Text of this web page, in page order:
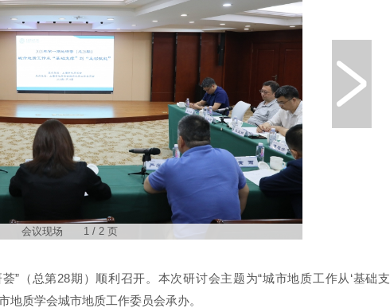
会议现场 1 / 2 页
”（总第28期）顺利召开。本次研讨会主题为“城市地质工作从‘基础支
地质学会城市地质工作委员会承办。